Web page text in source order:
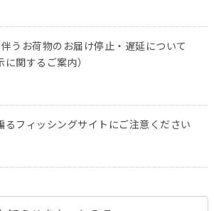
うお荷物のお届け停止・遅延について
に関するご案内）
るフィッシングサイトにご注意ください